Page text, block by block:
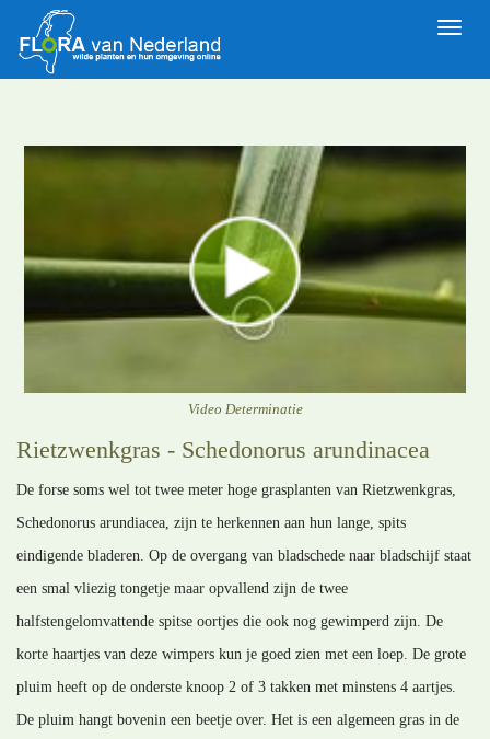
Toggle
Video Determinatie
Rietzwenkgras - Schedonorus arundinacea
De forse soms wel tot twee meter hoge grasplanten van Rietzwenkgras,
Schedonorus arundiacea, zijn te herkennen aan hun lange, spits
eindigende bladeren. Op de overgang van bladschede naar bladschijf staat
een smal vliezig tongetje maar opvallend zijn de twee
halfstengelomvattende spitse oortjes die ook nog gewimperd zijn. De
korte haartjes van deze wimpers kun je goed zien met een loep. De grote
pluim heeft op de onderste knoop 2 of 3 takken met minstens 4 aartjes.
De pluim hangt bovenin een beetje over. Het is een algemeen gras in de